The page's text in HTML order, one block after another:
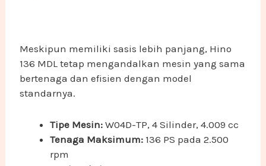
Meskipun memiliki sasis lebih panjang, Hino
136 MDL tetap mengandalkan mesin yang sama
bertenaga dan efisien dengan model
standarnya.
Tipe Mesin: W04D-TP, 4 Silinder, 4.009 cc
Tenaga Maksimum: 136 PS pada 2.500
rpm